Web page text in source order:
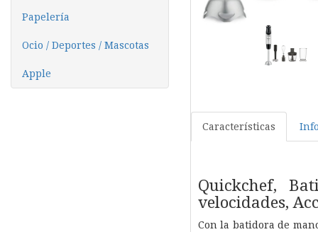
Papelería
Ocio / Deportes / Mascotas
Apple
Características
Quickchef,
velocidades,
Con la batidora de